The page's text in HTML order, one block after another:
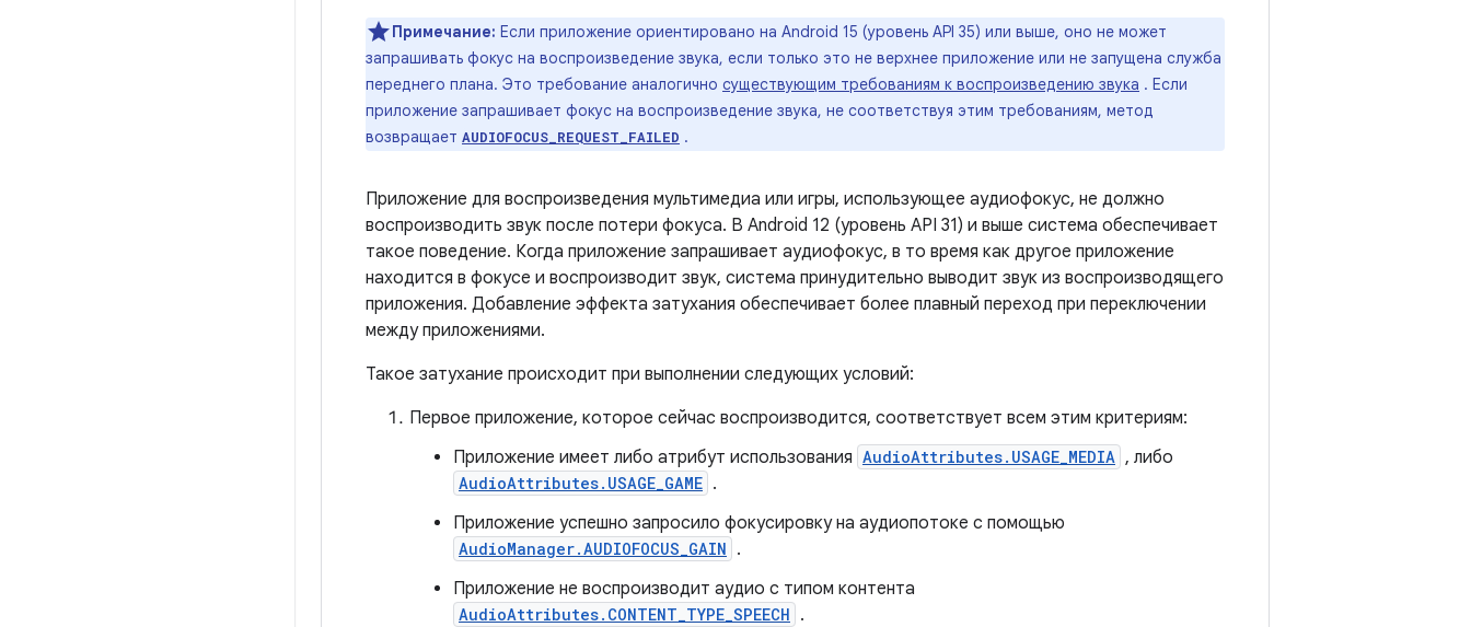
Примечание: Если приложение ориентировано на Android 15 (уровень API 35) или выше, оно не может
запрашивать фокус на воспроизведение звука, если только это не верхнее приложение или не запущена служба
переднего плана. Это требование аналогично существующим требованиям к воспроизведению звука . Если
приложение запрашивает фокус на воспроизведение звука, не соответствуя этим требованиям, метод
возвращает AUDIOFOCUS_REQUEST_FAILED .
Приложение для воспроизведения мультимедиа или игры, использующее аудиофокус, не должно
воспроизводить звук после потери фокуса. В Android 12 (уровень API 31) и выше система обеспечивает
такое поведение. Когда приложение запрашивает аудиофокус, в то время как другое приложение
находится в фокусе и воспроизводит звук, система принудительно выводит звук из воспроизводящего
приложения. Добавление эффекта затухания обеспечивает более плавный переход при переключении
между приложениями.
Такое затухание происходит при выполнении следующих условий:
Первое приложение, которое сейчас воспроизводится, соответствует всем этим критериям:
Приложение имеет либо атрибут использования AudioAttributes.USAGE_MEDIA , либо
AudioAttributes.USAGE_GAME .
Приложение успешно запросило фокусировку на аудиопотоке с помощью
AudioManager.AUDIOFOCUS_GAIN .
Приложение не воспроизводит аудио с типом контента
AudioAttributes.CONTENT_TYPE_SPEECH .